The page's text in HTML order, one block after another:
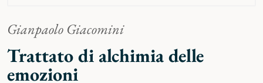
Gianpaolo Giacomini
Trattato di alchimia delle
emozioni